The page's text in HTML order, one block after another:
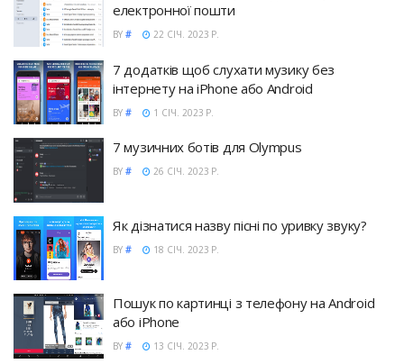
електронної пошти
BY # 22 СІЧ. 2023 Р.
7 додатків щоб слухати музику без
інтернету на iPhone або Android
BY # 1 СІЧ. 2023 Р.
7 музичних ботів для Olympus
BY # 26 СІЧ. 2023 Р.
Як дізнатися назву пісні по уривку звуку?
BY # 18 СІЧ. 2023 Р.
Пошук по картинці з телефону на Android
або iPhone
BY # 13 СІЧ. 2023 Р.